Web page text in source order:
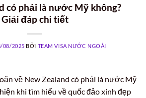
có phải là nước Mỹ không?
Giải đáp chi tiết
08/2025 BỞI TEAM VISA NƯỚC NGOÀI
về New Zealand có phải là nước Mỹ
khi tìm hiểu về quốc đảo xinh đẹp